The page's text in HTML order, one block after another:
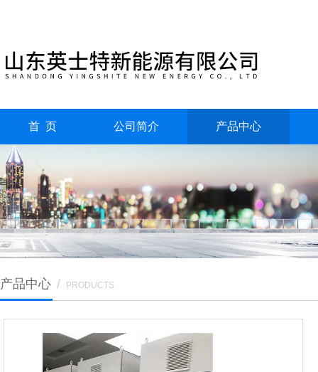
首 页 公司简介 产品中心
产品中心 / PRODUCTS